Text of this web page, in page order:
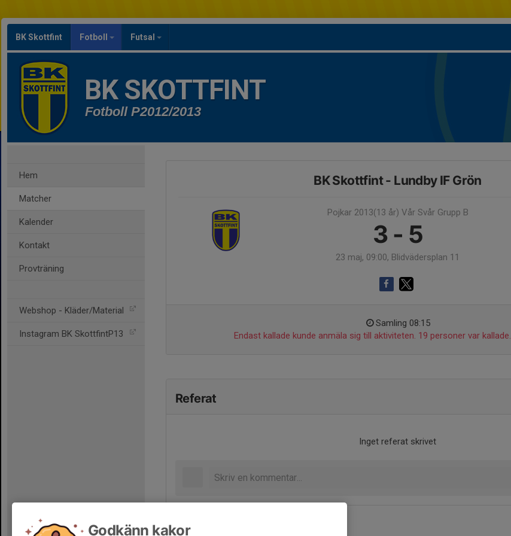
BK Skottfint Fotboll Futsal
BK SKOTTFINT
Fotboll P2012/2013
Hem
Matcher
Kalender
Kontakt
Provträning
Webshop - Kläder/Material
Instagram BK SkottfintP13
BK Skottfint - Lundby IF Grön
Pojkar 2013(13 år) Vår Svår Grupp B
3 - 5
23 maj, 09:00, Blidvädersplan 11
Samling 08:15
Endast kallade kunde anmäla sig till aktiviteten. 19 personer var kallade.
Referat
Inget referat skrivet
Godkänn kakor